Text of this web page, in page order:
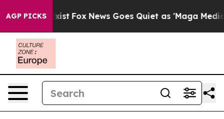
AGP PICKS
Exist Fox News Goes Quiet as 'Maga Media